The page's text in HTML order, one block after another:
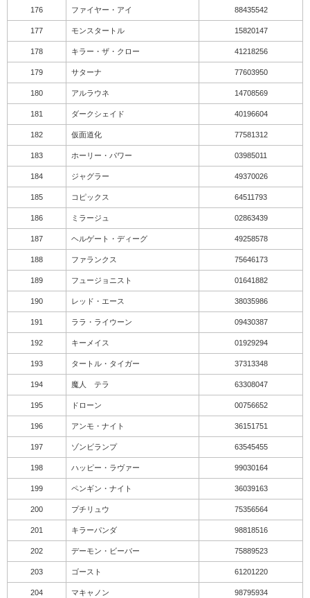
176 ファイヤー・アイ 88435542
177 モンスタートル 15820147
178 キラー・ザ・クロー 41218256
179 サターナ 77603950
180 アルラウネ 14708569
181 ダークシェイド 40196604
182 仮面道化 77581312
183 ホーリー・パワー 03985011
184 ジャグラー 49370026
185 コピックス 64511793
186 ミラージュ 02863439
187 ヘルゲート・ディーグ 49258578
188 ファランクス 75646173
189 フュージョニスト 01641882
190 レッド・エース 38035986
191 ララ・ライウーン 09430387
192 キーメイス 01929294
193 タートル・タイガー 37313348
194 魔人 テラ 63308047
195 ドローン 00756652
196 アンモ・ナイト 36151751
197 ゾンビランプ 63545455
198 ハッピー・ラヴァー 99030164
199 ペンギン・ナイト 36039163
200 プチリュウ 75356564
201 キラーパンダ 98818516
202 デーモン・ビーバー 75889523
203 ゴースト 61201220
204 マキャノン 98795934